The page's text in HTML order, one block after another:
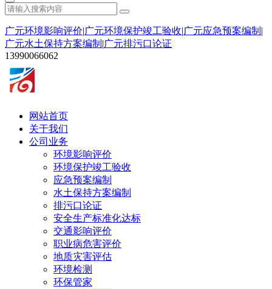
广元环境影响评价|广元环境保护竣工验收|广元应急预案编制 |
广元水土保持方案编制 |广元排污口论证
13990066062
网站首页
关于我们
公司业务
环境影响评价
环境保护竣工验收
应急预案编制
水土保持方案编制
排污口论证
安全生产标准化达标
交通影响评价
职业病危害评价
地质灾害评估
环境检测
环保管家